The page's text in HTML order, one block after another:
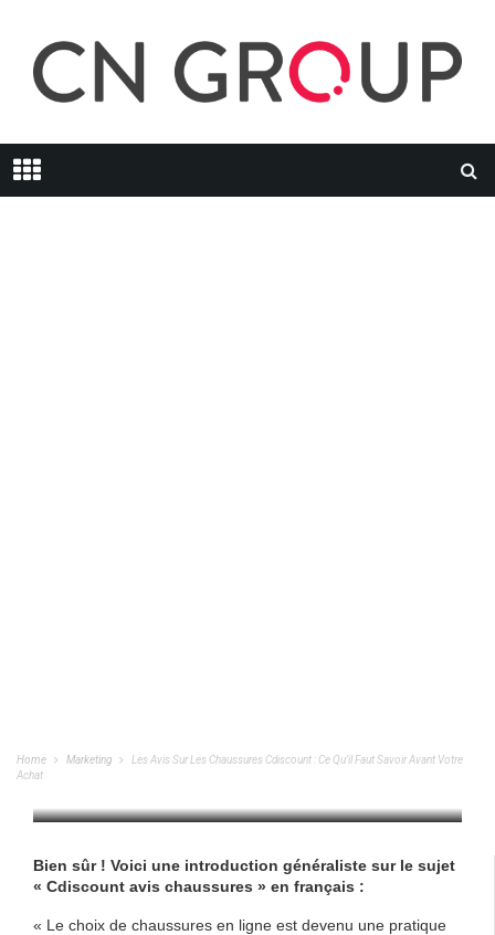
Home Marketing
Les Avis Sur Les Chaussures Cdiscount : Ce Qu’il Faut Savoir Avant Votre
Achat
Ce Qu’il Faut Savoir Avant Votre Achat
Bien sûr ! Voici une introduction généraliste sur le sujet
« Cdiscount avis chaussures » en français :
« Le choix de chaussures en ligne est devenu une pratique